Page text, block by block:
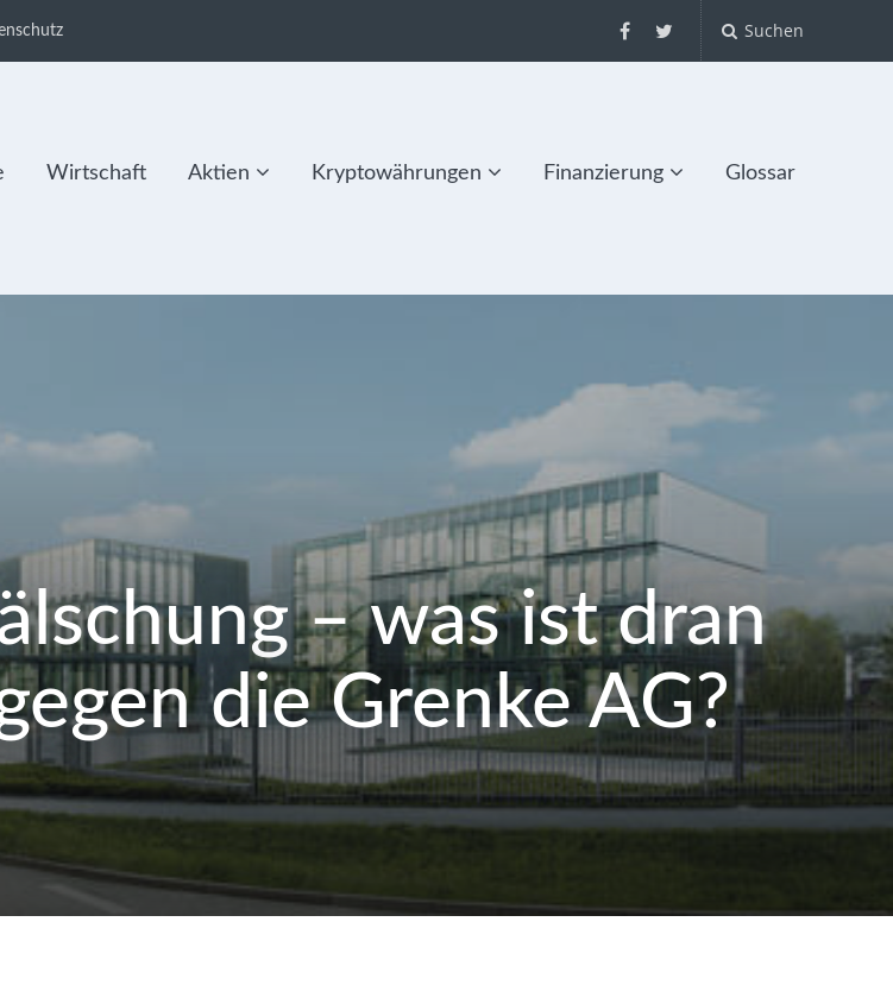
Suchen
Wirtschaft Aktien Kryptowährungen Finanzierung Glossar
– was ist dran
die Grenke AG?